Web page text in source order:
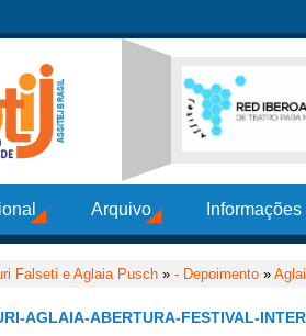
Arquivo
Falseti e Aglaia Pusch » - Depoimento »
AGLAIA-ABERTURA-FESTIVAL-